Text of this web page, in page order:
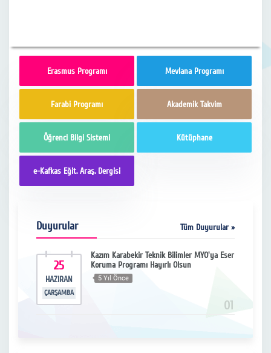
Erasmus Programı Mevlana Programı
Farabi Programı Akademik Takvim
Öğrenci Bilgi Sistemi Kütüphane
e-Kafkas Eğit. Araş. Dergisi
Duyurular Tüm Duyurular »
25
HAZIRAN
ÇARŞAMBA
Kazım Karabekir Teknik Bilimler MYO'ya Eser
Koruma Programı Hayırlı Olsun
5 Yıl Önce
01